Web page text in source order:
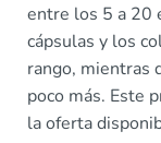
entre los 5 a 20
cápsulas y los
rango, mientras
poco más. Este
la oferta